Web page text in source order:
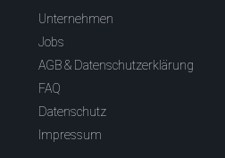
Unternehmen
Jobs
AGB & Datenschutzerklärung
FAQ
Datenschutz
Impressum